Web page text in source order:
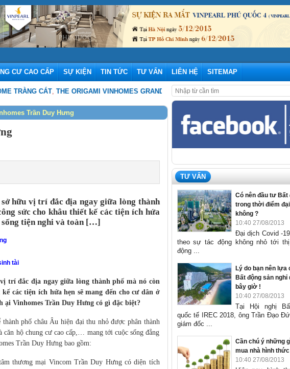
CƯ CAO CẤP SỰ KIỆN TIN TỨC TƯ VẤN LIÊN HỆ SITEMAP
CÁT,THE ORIGAMI VINHOMES GRAND PARK – NHỮNG CẬP NHẬP MỚI NHẤT THÁNG 07/
Trần Duy Hưng
hữu vị trí đắc địa ngay giữa lòng thành
sức cho khâu thiết kế các tiện ích hứa
sống tiện nghi và toàn […]
tài
trí đắc địa ngay giữa lòng thành phố mà nó còn
các tiện ích hứa hẹn sẽ mang đến cho cư dân ở
ại Vinhomes Trần Duy Hưng có gì đặc biệt?
thành phố châu Âu hiện đại thu nhỏ được phân thành
hộ chung cư cao cấp,… mang tới cuộc sống đẳng
Trần Duy Hưng bao gồm:
thương mại Vincom Trần Duy Hưng có diện tích
TƯ VẤN
Có nên đầu tư Bất
trong thời điểm
không ?
10:40 27/08/2013
Đại dịch Covid -
theo sự tác động không nhỏ tới
động ...
Lý do bạn nên lựa
Bất động sản
bây giờ !
10:40 27/08/2013
Tại Hội nghị
quốc tế IREC 2018, ông Trần Đạo
giám đốc ...
Cần chú ý những
mua nhà hình
10:40 27/08/2013